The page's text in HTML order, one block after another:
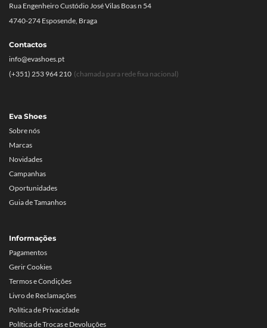
Eva Shoes
Sobre nós
Marcas
Novidades
Campanhas
Oportunidades
Guia de Tamanhos
Informações
Pagamentos
Gerir Cookies
Termos e Condições
Livro de Reclamações
Política de Privacidade
Política de Trocas e Devoluções
Rua Engenheiro Custódio José Vilas Boas n 54
4740-274 Esposende, Braga
Contactos
info@evashoes.pt
(+351) 253 964 210 (chamada para rede fixa nacional)